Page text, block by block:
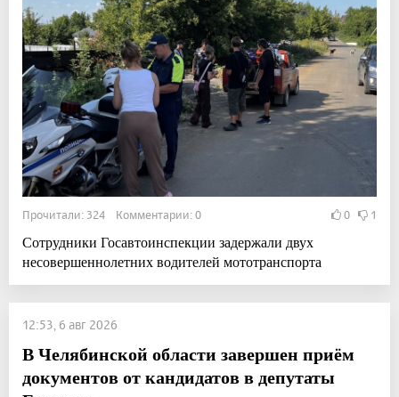
Прочитали: 324 Комментарии: 0 0 1
Сотрудники Госавтоинспекции задержали двух
несовершеннолетних водителей мототранспорта
12:53, 6 авг 2026
В Челябинской области завершен приём
документов от кандидатов в депутаты